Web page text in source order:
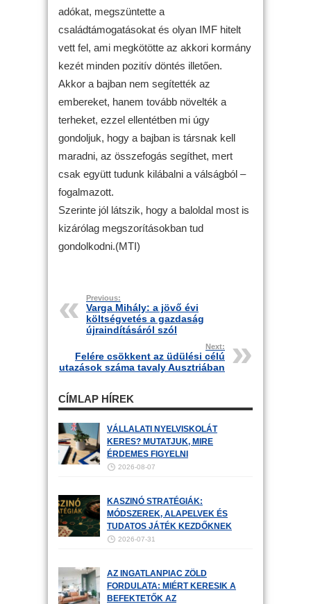
adókat, megszüntette a
családtámogatásokat és olyan IMF hitelt
vett fel, ami megkötötte az akkori kormány
kezét minden pozitív döntés illetően.
Akkor a bajban nem segítették az
embereket, hanem tovább növelték a
terheket, ezzel ellentétben mi úgy
gondoljuk, hogy a bajban is társnak kell
maradni, az összefogás segíthet, mert
csak együtt tudunk kilábalni a válságból –
fogalmazott.
Szerinte jól látszik, hogy a baloldal most is
kizárólag megszorításokban tud
gondolkodni.(MTI)
Previous:
Varga Mihály: a jövő évi
költségvetés a gazdaság
újraindításáról szól
Next:
Felére csökkent az üdülési célú
utazások száma tavaly Ausztriában
CÍMLAP HÍREK
VÁLLALATI NYELVISKOLÁT
KERES? MUTATJUK, MIRE
ÉRDEMES FIGYELNI
2026-08-07
KASZINÓ STRATÉGIÁK:
MÓDSZEREK, ALAPELVEK ÉS
TUDATOS JÁTÉK KEZDŐKNEK
2026-07-31
AZ INGATLANPIAC ZÖLD
FORDULATA: MIÉRT KERESIK A
BEFEKTETŐK AZ